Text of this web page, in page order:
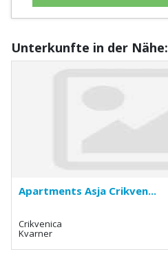
Unterkunfte in der Nähe:
Apartments Asja Crikven...
Crikvenica
Kvarner